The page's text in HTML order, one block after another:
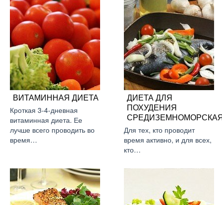
ВИТАМИННАЯ ДИЕТА
Кроткая 3-4-дневная
витаминная диета. Ее
лучше всего проводить во
время…
ДИЕТА ДЛЯ
ПОХУДЕНИЯ
Для тех, кто проводит
время активно, и для всех,
кто…